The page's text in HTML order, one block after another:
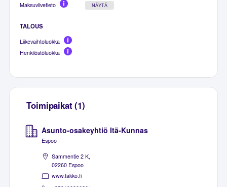
Maksuviivetieto
NÄYTÄ
TALOUS
Liikevaihtoluokka
Henkilöstöluokka
Toimipaikat (1)
Asunto-osakeyhtiö Itä-Kunnas
Espoo
Sammentie 2 K,
02260 Espoo
www.takko.fi